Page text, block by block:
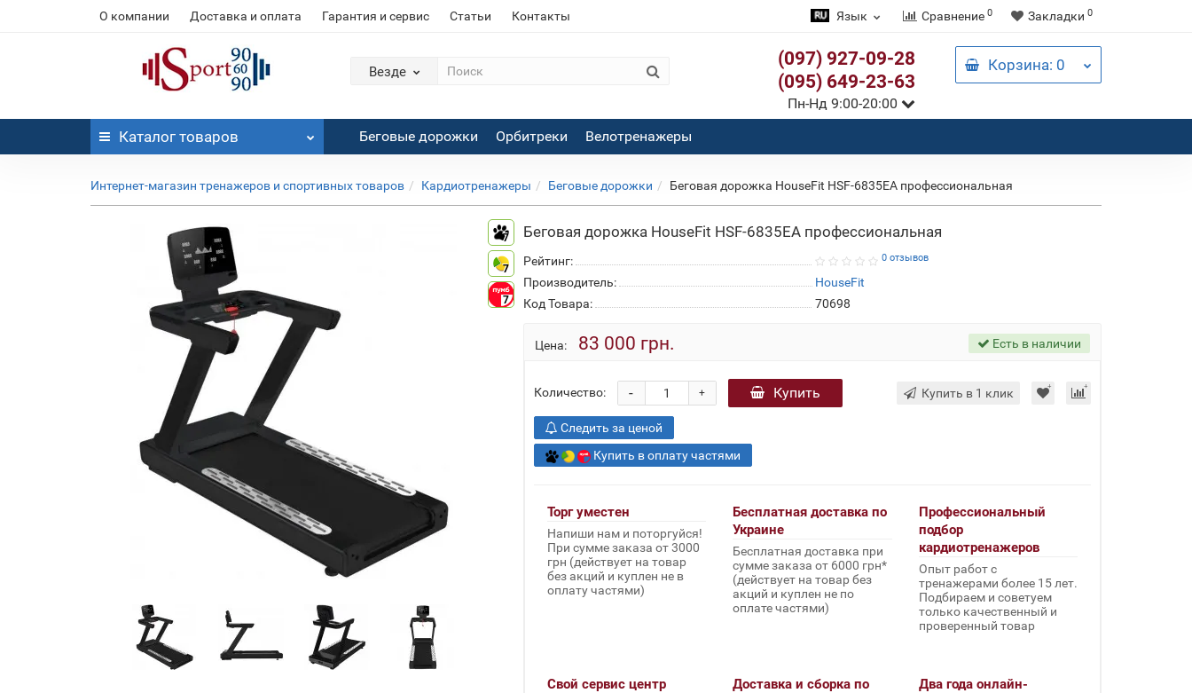
О компании Доставка и оплата Гарантия и сервис Статьи Контакты Язык Сравнение 0 Закладки 0
Везде
(097) 927-09-28
(095) 649-23-63
Пн-Нд 9:00-20:00
Корзина: 0
Каталог товаров Беговые дорожки Орбитреки Велотренажеры
Интернет-магазин тренажеров и спортивных товаров Кардиотренажеры Беговые дорожки Беговая дорожка HouseFit HSF-6835EA профессиональная
7
7
7
Беговая дорожка HouseFit HSF-6835EA профессиональная
Рейтинг: 0 отзывов
Производитель:
HouseFit
Код Товара:
70698
Цена: 83 000 грн. Есть в наличии
Количество: +
- Купить
Следить за ценой
Купить в оплату частями
Купить в 1 клик
Торг уместен
Напиши нам и поторгуйся!
При сумме заказа от 3000
грн (действует на товар
без акций и куплен не в
оплату частями)
Бесплатная доставка по
Украине
Бесплатная доставка при
сумме заказа от 6000 грн*
(действует на товар без
акций и куплен не по
оплате частями)
Профессиональный
подбор
кардиотренажеров
Опыт работ с
тренажерами более 15 лет.
Подбираем и советуем
только качественный и
проверенный товар
Свой сервис центр
Доставка и сборка по
Два года онлайн-